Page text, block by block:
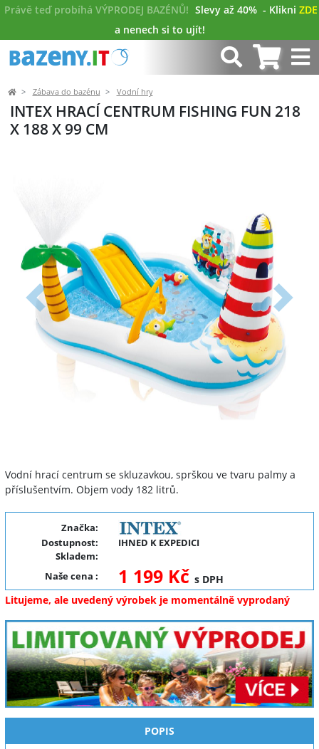
Právě teď probíhá VÝPRODEJ BAZÉNŮ! Slevy až 40% - Klikni ZDE
a nenech si to ujít!
Zábava do bazénu Vodní hry
INTEX HRACÍ CENTRUM FISHING FUN 218
X 188 X 99 CM
Předchozí Další
Vodní hrací centrum se skluzavkou, sprškou ve tvaru palmy a
příslušentvím. Objem vody 182 litrů.
Značka:
Dostupnost:
IHNED K EXPEDICI
Skladem:
Naše cena : 1 199 Kč s DPH
Litujeme, ale uvedený výrobek je momentálně vyprodaný
POPIS